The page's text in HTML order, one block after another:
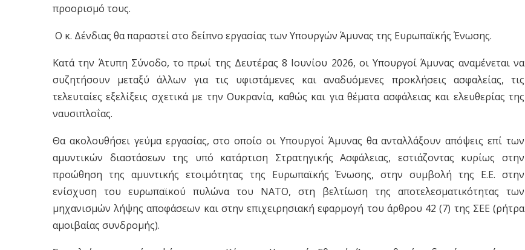
προορισμό τους.
Ο κ. Δένδιας θα παραστεί στο δείπνο εργασίας των Υπουργών Άμυνας της Ευρωπαϊκής Ένωσης.
Κατά την Άτυπη Σύνοδο, το πρωί της Δευτέρας 8 Ιουνίου 2026, οι Υπουργοί Άμυνας αναμένεται να
συζητήσουν μεταξύ άλλων για τις υφιστάμενες και αναδυόμενες προκλήσεις ασφαλείας, τις
τελευταίες εξελίξεις σχετικά με την Ουκρανία, καθώς και για θέματα ασφάλειας και ελευθερίας της
ναυσιπλοΐας.
Θα ακολουθήσει γεύμα εργασίας, στο οποίο οι Υπουργοί Άμυνας θα ανταλλάξουν απόψεις επί των
αμυντικών διαστάσεων της υπό κατάρτιση Στρατηγικής Ασφάλειας, εστιάζοντας κυρίως στην
προώθηση της αμυντικής ετοιμότητας της Ευρωπαϊκής Ένωσης, στην συμβολή της Ε.Ε. στην
ενίσχυση του ευρωπαϊκού πυλώνα του ΝΑΤΟ, στη βελτίωση της αποτελεσματικότητας των
μηχανισμών λήψης αποφάσεων και στην επιχειρησιακή εφαρμογή του άρθρου 42 (7) της ΣΕΕ (ρήτρα
αμοιβαίας συνδρομής).